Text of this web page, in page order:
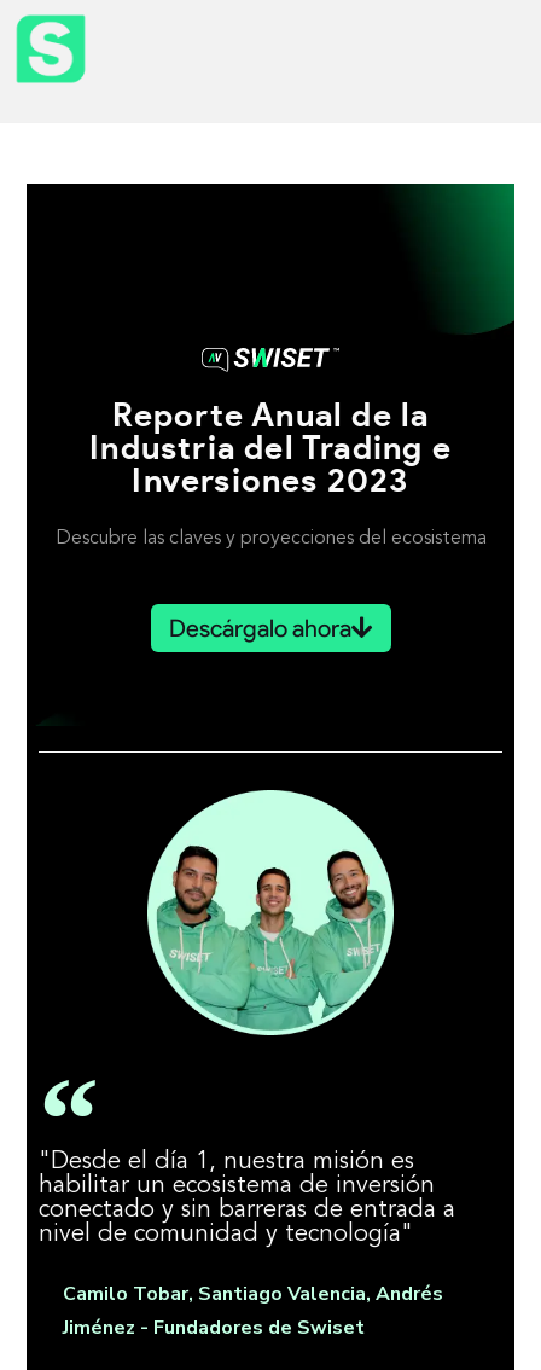
Reporte Anual de la
Industria del Trading e
Inversiones 2023
Descubre las claves y proyecciones del ecosistema
Descárgalo ahora
"Desde el día 1, nuestra misión es
habilitar un ecosistema de inversión
conectado y sin barreras de entrada a
nivel de comunidad y tecnología"
Camilo Tobar, Santiago Valencia, Andrés
Jiménez - Fundadores de Swiset